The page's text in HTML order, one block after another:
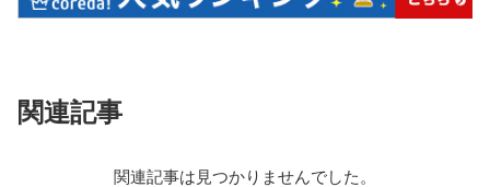
関連記事
関連記事は見つかりませんでした。